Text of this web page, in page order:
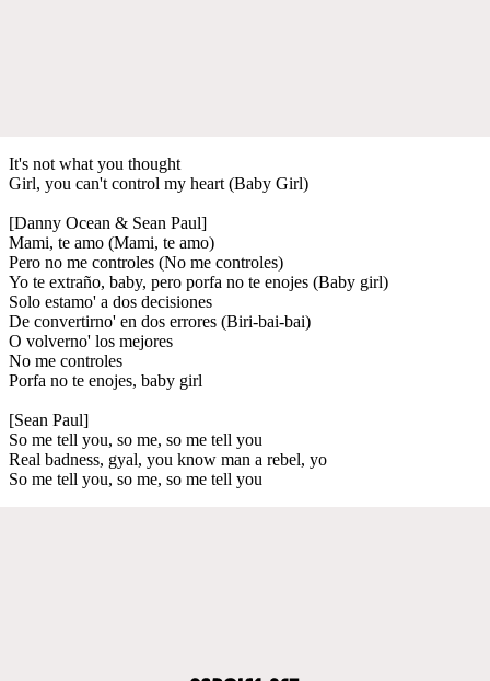
It's not what you thought
Girl, you can't control my heart (Baby Girl)
[Danny Ocean & Sean Paul]
Mami, te amo (Mami, te amo)
Pero no me controles (No me controles)
Yo te extraño, baby, pero porfa no te enojes (Baby girl)
Solo estamo' a dos decisiones
De convertirno' en dos errores (Biri-bai-bai)
O volverno' los mejores
No me controles
Porfa no te enojes, baby girl
[Sean Paul]
So me tell you, so me, so me tell you
Real badness, gyal, you know man a rebel, yo
So me tell you, so me, so me tell you